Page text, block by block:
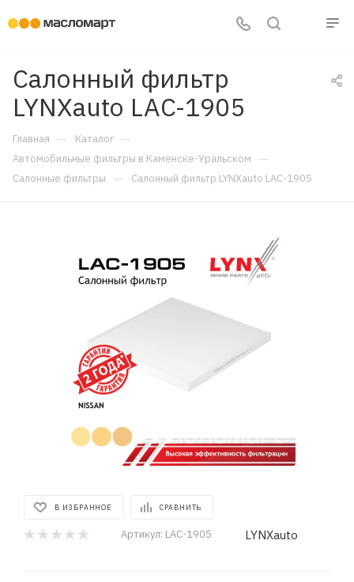
Салонный фильтр
LYNXauto LAC-1905
Главная — Каталог —
Автомобильные фильтры в Каменске-Уральском —
Салонные фильтры — Салонный фильтр LYNXauto LAC-1905
В ИЗБРАННОЕ СРАВНИТЬ
Артикул: LAC-1905 LYNXauto